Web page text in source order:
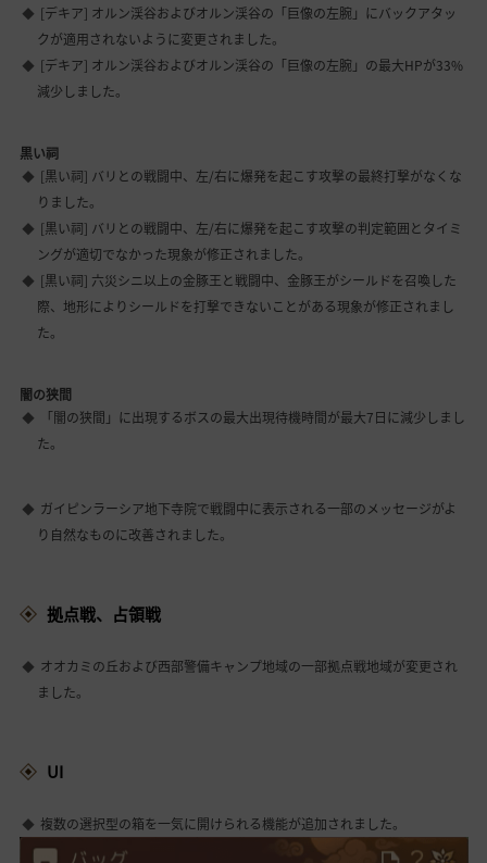
[デキア] オルン渓谷およびオルン渓谷の「巨像の左腕」にバックアタッ
クが適用されないように変更されました。
[デキア] オルン渓谷およびオルン渓谷の「巨像の左腕」の最大HPが33%
減少しました。
黒い祠
[黒い祠] バリとの戦闘中、左/右に爆発を起こす攻撃の最終打撃がなくな
りました。
[黒い祠] バリとの戦闘中、左/右に爆発を起こす攻撃の判定範囲とタイミ
ングが適切でなかった現象が修正されました。
[黒い祠] 六災シニ以上の金豚王と戦闘中、金豚王がシールドを召喚した
際、地形によりシールドを打撃できないことがある現象が修正されまし
た。
闇の狭間
「闇の狭間」に出現するボスの最大出現待機時間が最大7日に減少しまし
た。
ガイピンラーシア地下寺院で戦闘中に表示される一部のメッセージがよ
り自然なものに改善されました。
拠点戦、占領戦
オオカミの丘および西部警備キャンプ地域の一部拠点戦地域が変更され
ました。
UI
複数の選択型の箱を一気に開けられる機能が追加されました。